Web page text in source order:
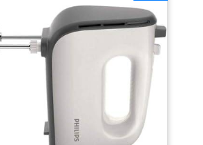
et bouton d'éjection pratique pour
confortable et un changement
Compact et pratique pour
: Léger, doté d'un câble de 1
design compact, ce mixeur est facile
parfait pour toutes vos tâches de